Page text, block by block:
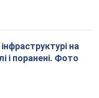
на
і поранені. Фото